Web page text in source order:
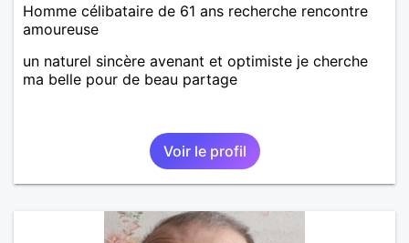
Homme célibataire de 61 ans recherche rencontre
amoureuse
un naturel sincère avenant et optimiste je cherche
ma belle pour de beau partage
Voir le profil